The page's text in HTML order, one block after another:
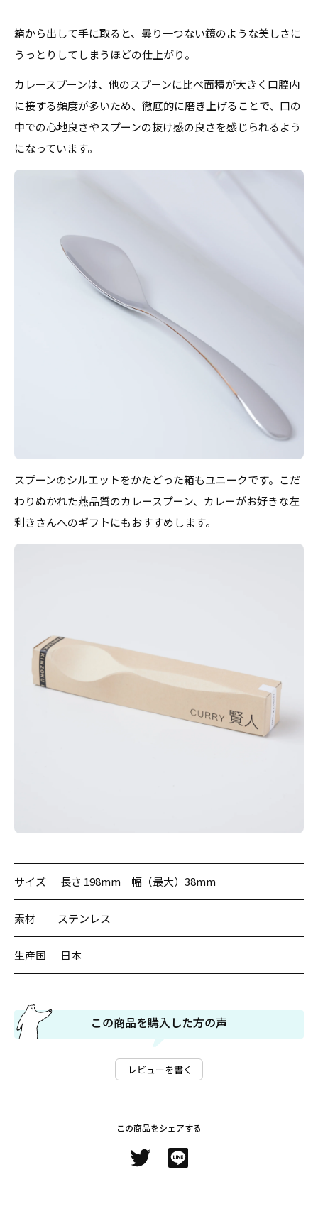
箱から出して手に取ると、曇り一つない鏡のような美しさに
うっとりしてしまうほどの仕上がり。
カレースプーンは、他のスプーンに比べ面積が大きく口腔内
に接する頻度が多いため、徹底的に磨き上げることで、口の
中での心地良さやスプーンの抜け感の良さを感じられるよう
になっています。
スプーンのシルエットをかたどった箱もユニークです。こだ
わりぬかれた燕品質のカレースプーン、カレーがお好きな左
利きさんへのギフトにもおすすめします。
サイズ 長さ 198mm 幅（最大）38mm
素材 ステンレス
生産国 日本
この商品を購入した方の声
レビューを書く
この商品をシェアする